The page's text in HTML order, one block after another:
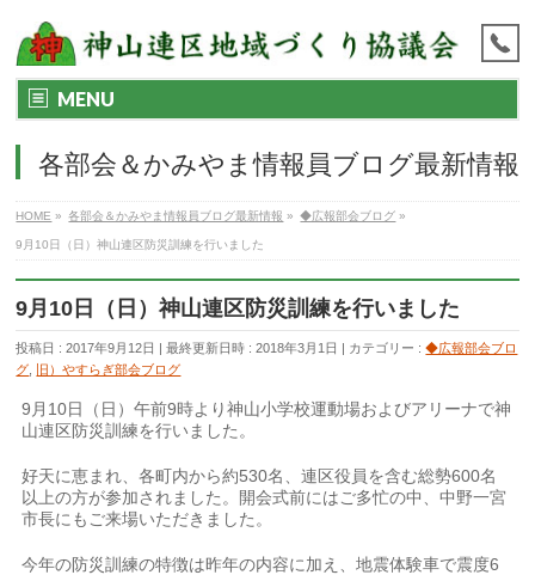
MENU
各部会＆かみやま情報員ブログ最新情報
HOME » 各部会＆かみやま情報員ブログ最新情報 » ◆広報部会ブログ »
9月10日（日）神山連区防災訓練を行いました
9月10日（日）神山連区防災訓練を行いました
投稿日 : 2017年9月12日 最終更新日時 : 2018年3月1日 カテゴリー :◆広報部会ブロ
グ
旧）やすらぎ部会ブログ
9月10日（日）午前9時より神山小学校運動場およびアリーナで神
山連区防災訓練を行いました。
好天に恵まれ、各町内から約530名、連区役員を含む総勢600名
以上の方が参加されました。開会式前にはご多忙の中、中野一宮
市長にもご来場いただきました。
今年の防災訓練の特徴は昨年の内容に加え、地震体験車で震度6